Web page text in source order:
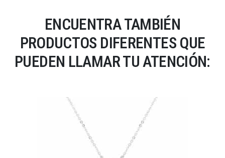
ENCUENTRA TAMBIÉN
PRODUCTOS DIFERENTES QUE
PUEDEN LLAMAR TU ATENCIÓN: